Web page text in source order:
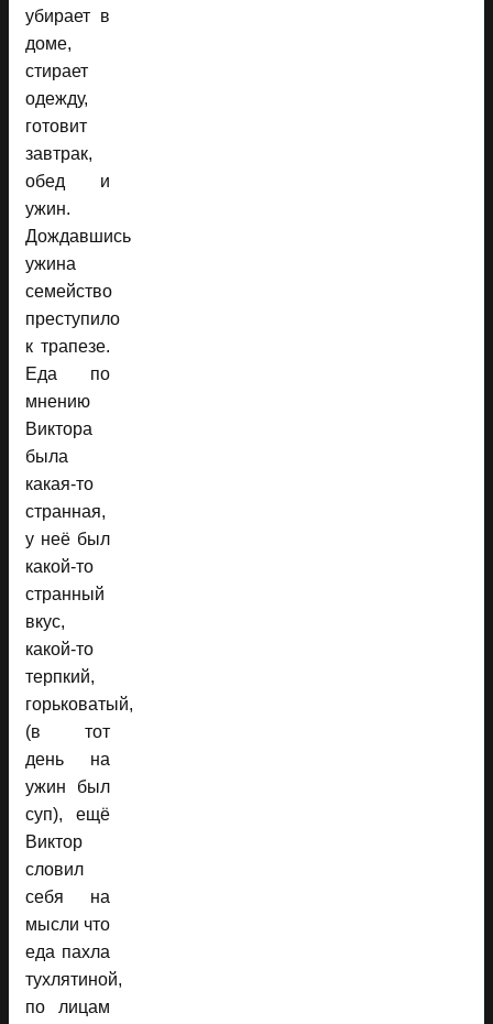
убирает в
доме,
стирает
одежду,
готовит
завтрак,
обед и
ужин.
Дождавшись
ужина
семейство
преступило
к трапезе.
Еда по
мнению
Виктора
была
какая-то
странная,
у неё был
какой-то
странный
вкус,
какой-то
терпкий,
горьковатый,
(в тот
день на
ужин был
суп), ещё
Виктор
словил
себя на
мысли что
еда пахла
тухлятиной,
по лицам